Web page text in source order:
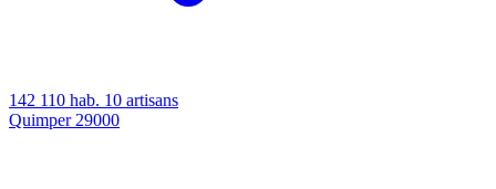
142 110 hab. 10 artisans
Quimper 29000